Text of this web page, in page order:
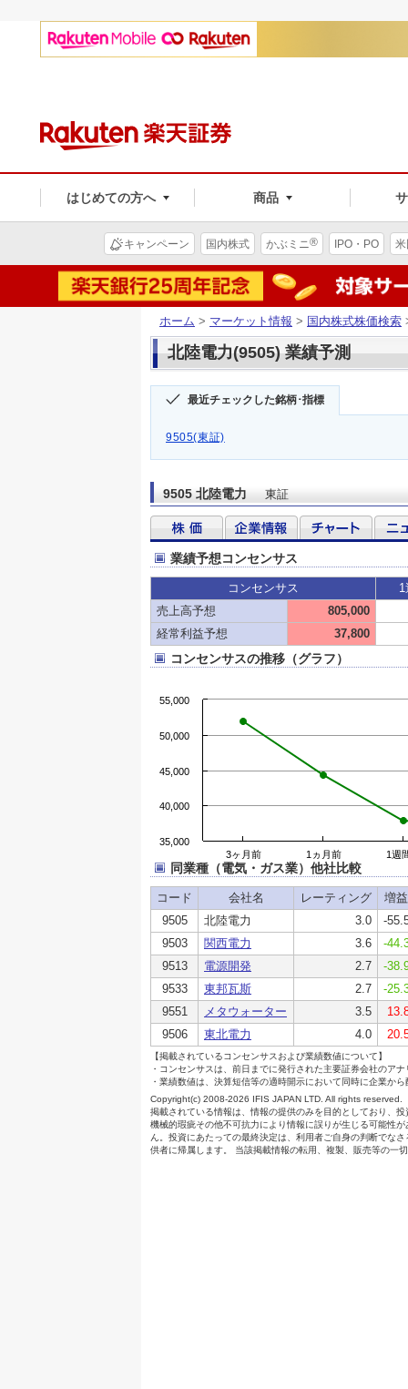
はじめての方へ 商品
キャンペーン 国内株式 かぶミニ® IPO・PO
ホーム > マーケット情報 > 国内株式株価検索
北陸電力(9505) 業績予測
最近チェックした銘柄･指標
9505(東証)
9505 北陸電力 東証